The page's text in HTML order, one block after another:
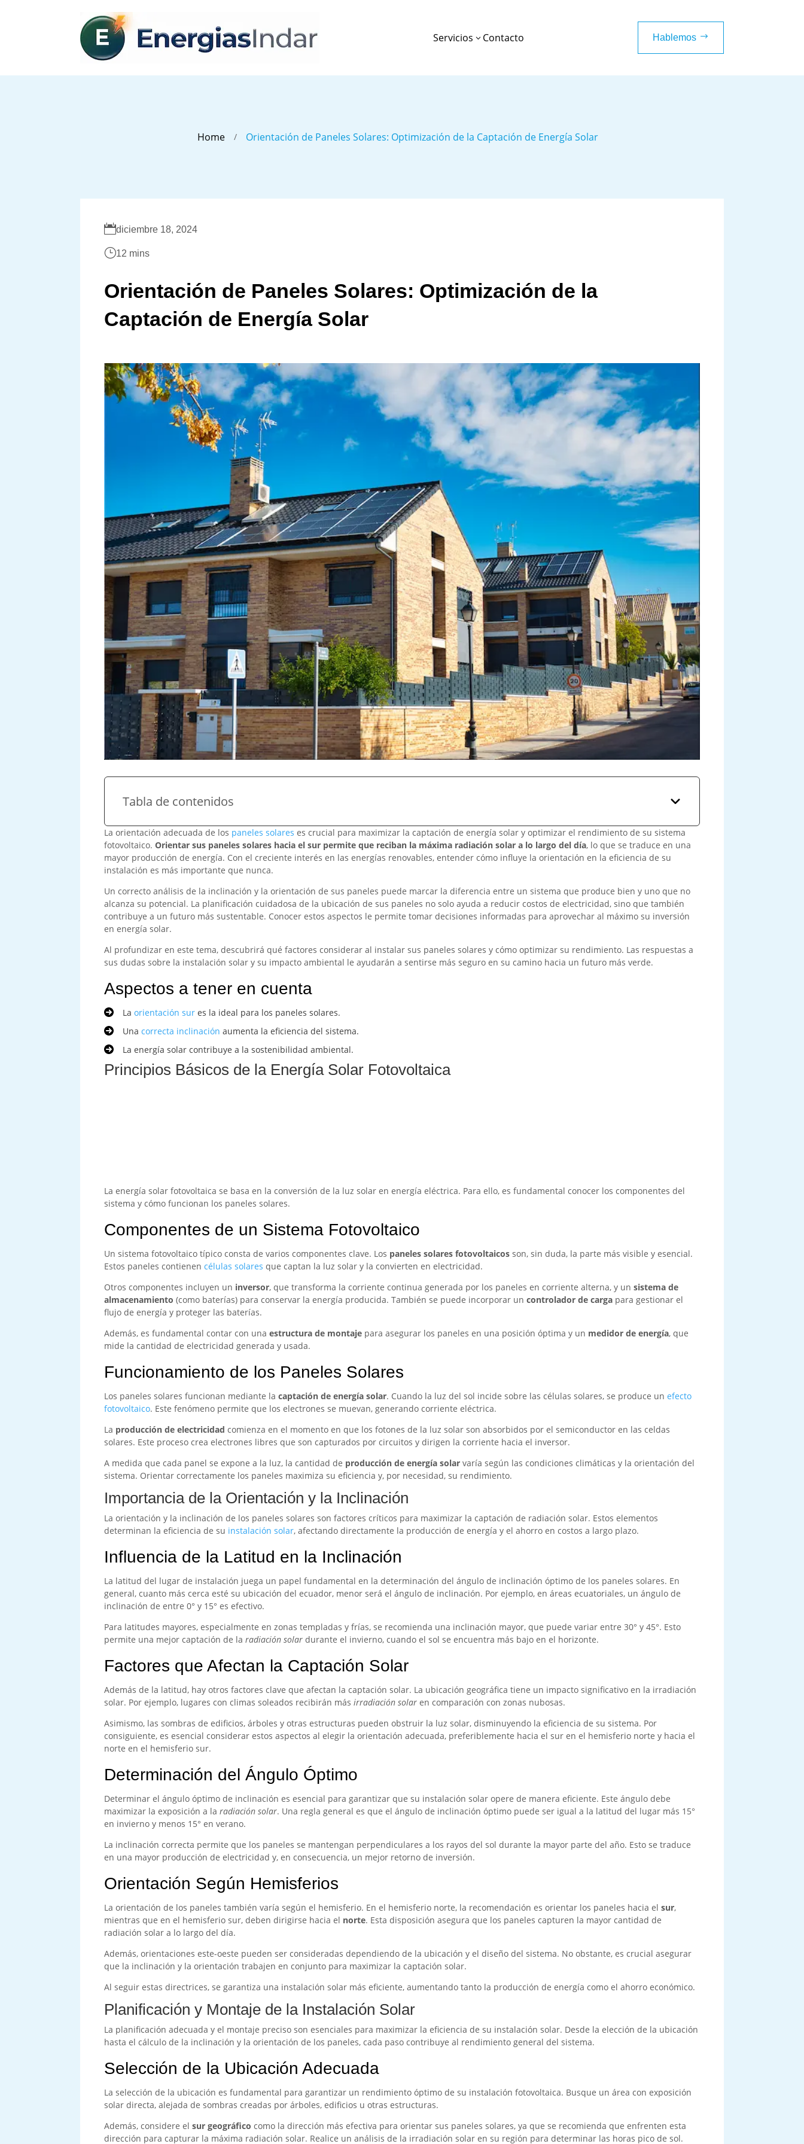
Servicios 3 Contacto Hablemos $
Home / Orientación de Paneles Solares: Optimización de la Captación de Energía Solar
diciembre 18, 2024
}12 mins
Orientación de Paneles Solares: Optimización de la
Captación de Energía Solar
Tabla de contenidos
La orientación adecuada de los paneles solares es crucial para maximizar la captación de energía solar y optimizar el rendimiento de su sistema
fotovoltaico.Orientar sus paneles solares hacia el sur permite que reciban la máxima radiación solar a lo largo del día, lo que se traduce en una
mayor producción de energía. Con el creciente interés en las energías renovables, entender cómo influye la orientación en la eficiencia de su
instalación es más importante que nunca.
Un correcto análisis de la inclinación y la orientación de sus paneles puede marcar la diferencia entre un sistema que produce bien y uno que no
alcanza su potencial. La planificación cuidadosa de la ubicación de sus paneles no solo ayuda a reducir costos de electricidad, sino que también
contribuye a un futuro más sustentable. Conocer estos aspectos le permite tomar decisiones informadas para aprovechar al máximo su inversión
en energía solar.
Al profundizar en este tema, descubrirá qué factores considerar al instalar sus paneles solares y cómo optimizar su rendimiento. Las respuestas a
sus dudas sobre la instalación solar y su impacto ambiental le ayudarán a sentirse más seguro en su camino hacia un futuro más verde.
Aspectos a tener en cuenta
Laorientación sur es la ideal para los paneles solares.
Unacorrecta inclinación aumenta la eficiencia del sistema.
La energía solar contribuye a la sostenibilidad ambiental.
Principios Básicos de la Energía Solar Fotovoltaica
La energía solar fotovoltaica se basa en la conversión de la luz solar en energía eléctrica. Para ello, es fundamental conocer los componentes del
sistema y cómo funcionan los paneles solares.
Componentes de un Sistema Fotovoltaico
Un sistema fotovoltaico típico consta de varios componentes clave. Los paneles solares fotovoltaicos son, sin duda, la parte más visible y esencial.
Estos paneles contienencélulas solares que captan la luz solar y la convierten en electricidad.
Otros componentes incluyen un inversor, que transforma la corriente continua generada por los paneles en corriente alterna, y unsistema de
almacenamiento (como baterías) para conservar la energía producida. También se puede incorporar uncontrolador de carga para gestionar el
flujo de energía y proteger las baterías.
Además, es fundamental contar con unaestructura de montaje para asegurar los paneles en una posición óptima y un medidor de energía, que
mide la cantidad de electricidad generada y usada.
Funcionamiento de los Paneles Solares
Los paneles solares funcionan mediante lacaptación de energía solar. Cuando la luz del sol incide sobre las células solares, se produce unefecto
fotovoltaico. Este fenómeno permite que los electrones se muevan, generando corriente eléctrica.
La producción de electricidad comienza en el momento en que los fotones de la luz solar son absorbidos por el semiconductor en las celdas
solares. Este proceso crea electrones libres que son capturados por circuitos y dirigen la corriente hacia el inversor.
A medida que cada panel se expone a la luz, la cantidad de producción de energía solar varía según las condiciones climáticas y la orientación del
sistema. Orientar correctamente los paneles maximiza su eficiencia y, por necesidad, su rendimiento.
Importancia de la Orientación y la Inclinación
La orientación y la inclinación de los paneles solares son factores críticos para maximizar la captación de radiación solar. Estos elementos
determinan la eficiencia de su instalación solar, afectando directamente la producción de energía y el ahorro en costos a largo plazo.
Influencia de la Latitud en la Inclinación
La latitud del lugar de instalación juega un papel fundamental en la determinación del ángulo de inclinación óptimo de los paneles solares. En
general, cuanto más cerca esté su ubicación del ecuador, menor será el ángulo de inclinación. Por ejemplo, en áreas ecuatoriales, un ángulo de
inclinación de entre 0° y 15° es efectivo.
Para latitudes mayores, especialmente en zonas templadas y frías, se recomienda una inclinación mayor, que puede variar entre 30° y 45°. Esto
permite una mejor captación de laradiación solar durante el invierno, cuando el sol se encuentra más bajo en el horizonte.
Factores que Afectan la Captación Solar
Además de la latitud, hay otros factores clave que afectan la captación solar. La ubicación geográfica tiene un impacto significativo en la irradiación
solar. Por ejemplo, lugares con climas soleados recibirán másirradiación solar en comparación con zonas nubosas.
Asimismo, las sombras de edificios, árboles y otras estructuras pueden obstruir la luz solar, disminuyendo la eficiencia de su sistema. Por
consiguiente, es esencial considerar estos aspectos al elegir la orientación adecuada, preferiblemente hacia el sur en el hemisferio norte y hacia el
norte en el hemisferio sur.
Determinación del Ángulo Óptimo
Determinar el ángulo óptimo de inclinación es esencial para garantizar que su instalación solar opere de manera eficiente. Este ángulo debe
maximizar la exposición a laradiación solar. Una regla general es que el ángulo de inclinación óptimo puede ser igual a la latitud del lugar más 15°
en invierno y menos 15° en verano.
La inclinación correcta permite que los paneles se mantengan perpendiculares a los rayos del sol durante la mayor parte del año. Esto se traduce
en una mayor producción de electricidad y, en consecuencia, un mejor retorno de inversión.
Orientación Según Hemisferios
La orientación de los paneles también varía según el hemisferio. En el hemisferio norte, la recomendación es orientar los paneles hacia elsur,
mientras que en el hemisferio sur, deben dirigirse hacia el norte. Esta disposición asegura que los paneles capturen la mayor cantidad de
radiación solar a lo largo del día.
Además, orientaciones este-oeste pueden ser consideradas dependiendo de la ubicación y el diseño del sistema. No obstante, es crucial asegurar
que la inclinación y la orientación trabajen en conjunto para maximizar la captación solar.
Al seguir estas directrices, se garantiza una instalación solar más eficiente, aumentando tanto la producción de energía como el ahorro económico.
Planificación y Montaje de la Instalación Solar
La planificación adecuada y el montaje preciso son esenciales para maximizar la eficiencia de su instalación solar. Desde la elección de la ubicación
hasta el cálculo de la inclinación y la orientación de los paneles, cada paso contribuye al rendimiento general del sistema.
Selección de la Ubicación Adecuada
La selección de la ubicación es fundamental para garantizar un rendimiento óptimo de su instalación fotovoltaica. Busque un área con exposición
solar directa, alejada de sombras creadas por árboles, edificios u otras estructuras.
Además, considere elsur geográfico como la dirección más efectiva para orientar sus paneles solares, ya que se recomienda que enfrenten esta
dirección para capturar la máxima radiación solar. Realice un análisis de la irradiación solar en su región para determinar las horas pico de sol.